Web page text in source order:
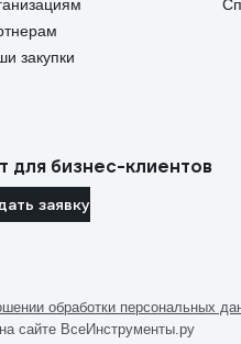
закупки
для бизнес-клиентов
заявку
обработки персональных
сайте ВсеИнструменты.ру